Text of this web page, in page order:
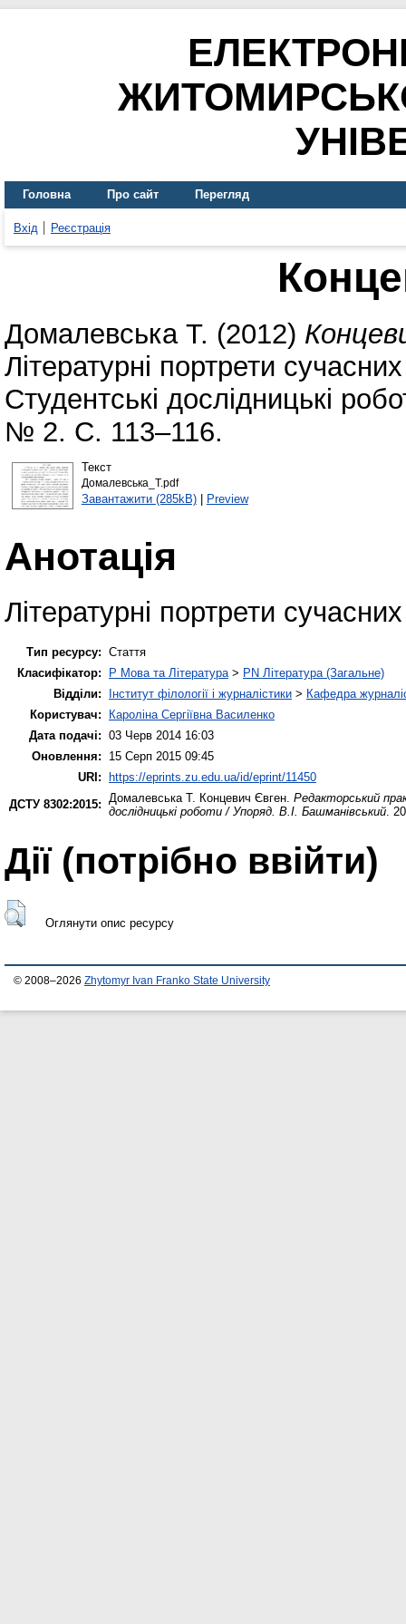
Головна Про сайт Перегляд
Вхід Реєстрація
Домалевська Т. (2012)
Літературні портрети
Студентські дослідницькі
№ 2. С. 113–116.
Текст
Домалевська_Т.pdf
Завантажити (285kB)| Preview
Анотація
Літературні портрети
Тип ресурсу: Стаття
Класифікатор:
P Мова та Література > PN Література (Загальне)
Відділи:
Інститут філології і журналістики > Кафедра
Користувач:
Кароліна Сергіївна Василенко
Дата подачі: 03 Черв 2014 16:03
Оновлення:
15 Серп 2015 09:45
URI: https://eprints.zu.edu.ua/id/eprint/11450
ДСТУ 8302:2015:
Домалевська Т. Концевич Євген. Редакторський
дослідницькі роботи / Упоряд. В.І. Башманівський .
Дії ​​(потрібно ввійти)
Оглянути опис ресурсу
© 2008–2026 Zhytomyr Ivan Franko State University